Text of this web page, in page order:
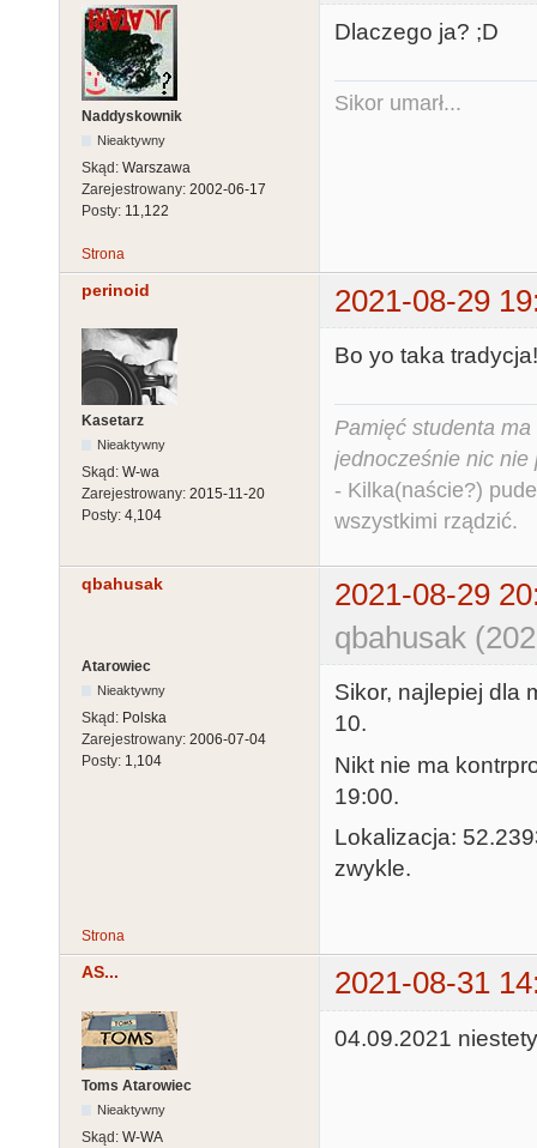
Naddyskownik
Nieaktywny
Skąd: Warszawa
Zarejestrowany: 2002-06-17
Posty: 11,122
Dlaczego ja? ;D
Sikor umarł...
Strona
perinoid 2021-08-29
Kasetarz
Nieaktywny
Skąd: W-wa
Zarejestrowany: 2015-11-20
Posty: 4,104
Bo yo taka
Pamięć studenta
jednocześnie nic nie
- Kilka(naście?)
wszystkimi rządzić.
qbahusak
2021-08-29
qbahusak
Atarowiec
Nieaktywny
Skąd: Polska
Zarejestrowany: 2006-07-04
Posty: 1,104
Sikor, najlepiej dla
10.
Nikt nie ma
19:00.
Lokalizacja:
zwykle.
Strona
AS... 2021-08-31
Toms Atarowiec
Nieaktywny
Skąd: W-WA
04.09.2021